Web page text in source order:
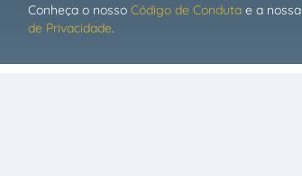
Conheça o nosso Código de Condutae a nossa
de Privacidade.